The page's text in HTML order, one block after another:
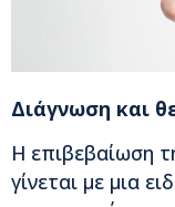
Διάγνωση και
Η επιβεβαίωση
γίνεται με μια